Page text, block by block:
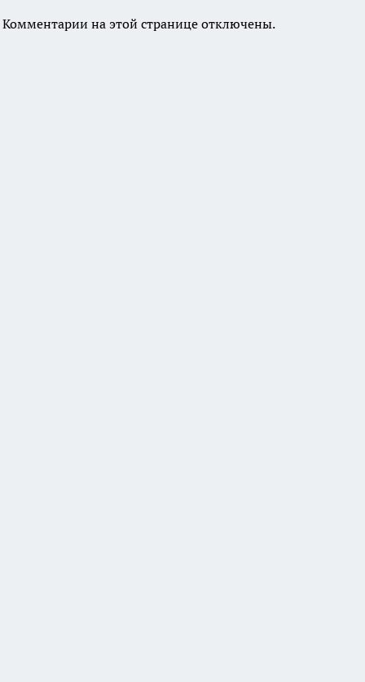
Комментарии на этой странице отключены.